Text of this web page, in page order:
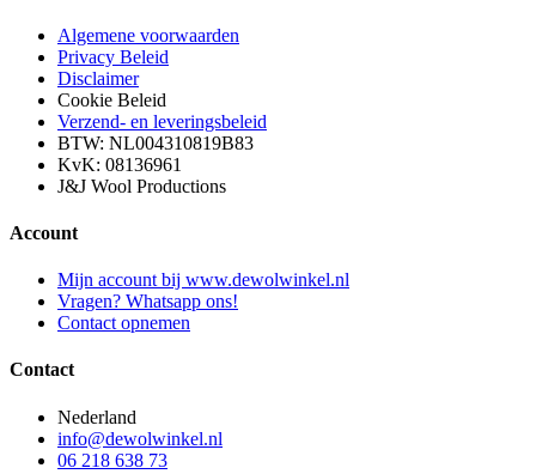
Algemene voorwaarden
Privacy Beleid
Disclaimer
Cookie Beleid
Verzend- en leveringsbeleid
BTW: NL004310819B83
KvK: 08136961
J&J Wool Productions
Account
Mijn account bij www.dewolwinkel.nl
Vragen? Whatsapp ons!
Contact opnemen
Contact
Nederland
info@dewolwinkel.nl
06 218 638 73